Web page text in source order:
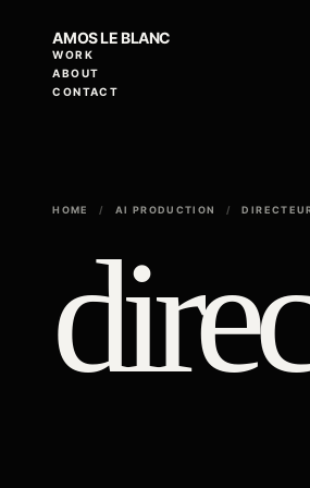
AMOS LE BLANC
WORK
ABOUT
CONTACT
HOME / AI PRODUCTION /